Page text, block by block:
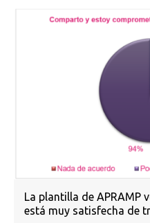
La plantilla de APRAMP
está muy satisfecha de